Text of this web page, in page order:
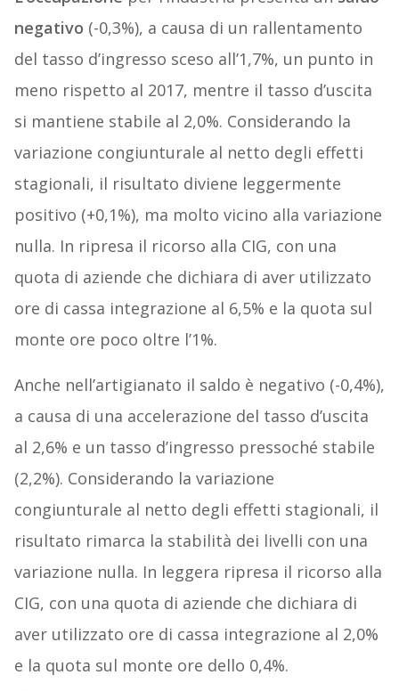
negativo (-0,3%), a causa di un rallentamento
del tasso d’ingresso sceso all’1,7%, un punto in
meno rispetto al 2017, mentre il tasso d’uscita
si mantiene stabile al 2,0%. Considerando la
variazione congiunturale al netto degli effetti
stagionali, il risultato diviene leggermente
positivo (+0,1%), ma molto vicino alla variazione
nulla. In ripresa il ricorso alla CIG, con una
quota di aziende che dichiara di aver utilizzato
ore di cassa integrazione al 6,5% e la quota sul
monte ore poco oltre l’1%.
Anche nell’artigianato il saldo è negativo (-0,4%),
a causa di una accelerazione del tasso d’uscita
al 2,6% e un tasso d’ingresso pressoché stabile
(2,2%). Considerando la variazione
congiunturale al netto degli effetti stagionali, il
risultato rimarca la stabilità dei livelli con una
variazione nulla. In leggera ripresa il ricorso alla
CIG, con una quota di aziende che dichiara di
aver utilizzato ore di cassa integrazione al 2,0%
e la quota sul monte ore dello 0,4%.